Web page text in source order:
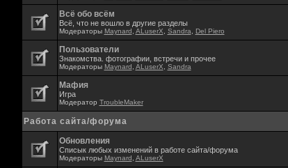
Всё обо всём
Всё, что не вошло в другие разделы
Модераторы Maynard ALuserX Sandra Del Piero
Пользователи
Знакомства. фотографии, встречи и прочее
Модераторы Maynard ALuserX Sandra
Мафия
Игра
Модератор TroubleMaker
Работа сайта/форума
Обновления
Списык любых изменений в работе сайта/форума
Модераторы Maynard ALuserX